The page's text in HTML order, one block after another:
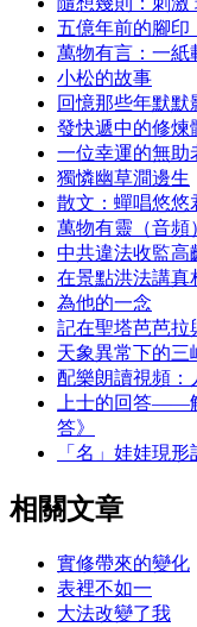
五億年前的腳印
萬物有言：一紙
小松的故事
回憶那些年默默
發快遞中的修煉
一位幸運的無助
獨憐幽草澗邊生
散文：蟬唱悠悠
萬物有靈（音頻
中共違法收監高
在景點洪法講真
為他的一念
記在聖塔芭芭拉
天象異常下的三
配樂朗讀視頻：
上士的回答——
答》
「名」娃娃現形
相關文章
實修帶來的變化
表裡不如一
大法改變了我